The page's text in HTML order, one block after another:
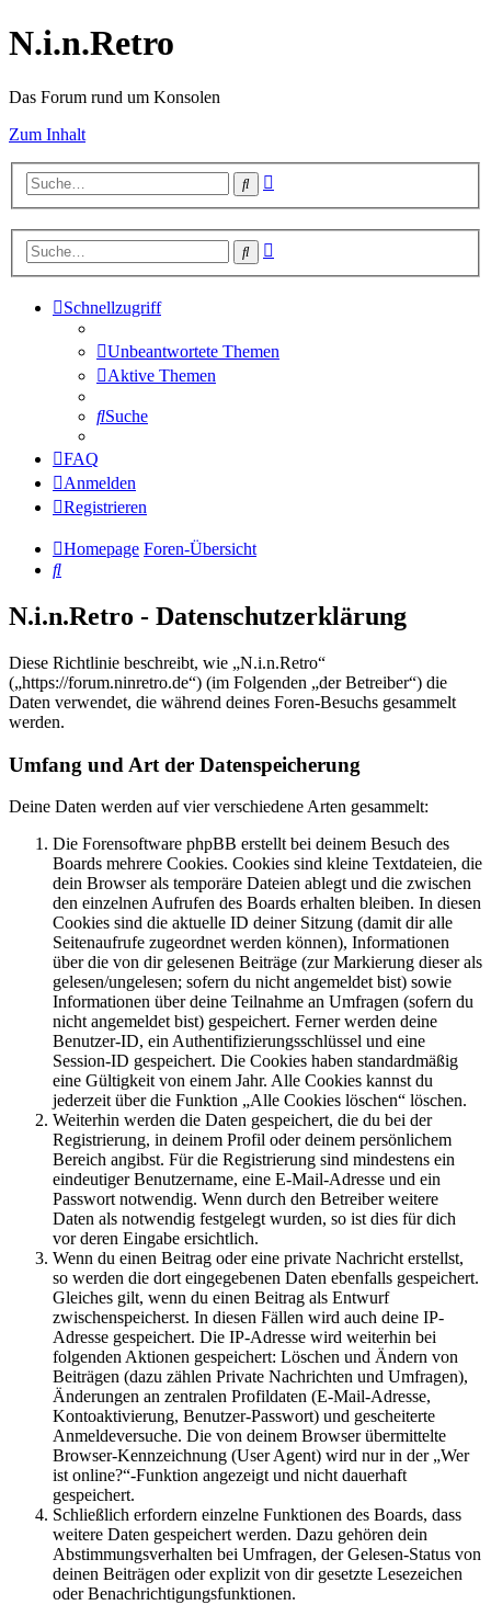
N.i.n.Retro
Das Forum rund um Konsolen
Zum Inhalt
Suche
Suche
Schnellzugriff
Unbeantwortete Themen
Aktive Themen
Suche
FAQ
Anmelden
Registrieren
Homepage Foren-Übersicht
Suche
N.i.n.Retro - Datenschutzerklärung
Diese Richtlinie beschreibt, wie „N.i.n.Retro“
(„https://forum.ninretro.de“) (im Folgenden „der Betreiber“) die
Daten verwendet, die während deines Foren-Besuchs gesammelt
werden.
Umfang und Art der Datenspeicherung
Deine Daten werden auf vier verschiedene Arten gesammelt:
Die Forensoftware phpBB erstellt bei deinem Besuch des
Boards mehrere Cookies. Cookies sind kleine Textdateien, die
dein Browser als temporäre Dateien ablegt und die zwischen
den einzelnen Aufrufen des Boards erhalten bleiben. In diesen
Cookies sind die aktuelle ID deiner Sitzung (damit dir alle
Seitenaufrufe zugeordnet werden können), Informationen
über die von dir gelesenen Beiträge (zur Markierung dieser als
gelesen/ungelesen; sofern du nicht angemeldet bist) sowie
Informationen über deine Teilnahme an Umfragen (sofern du
nicht angemeldet bist) gespeichert. Ferner werden deine
Benutzer-ID, ein Authentifizierungsschlüssel und eine
Session-ID gespeichert. Die Cookies haben standardmäßig
eine Gültigkeit von einem Jahr. Alle Cookies kannst du
jederzeit über die Funktion „Alle Cookies löschen“ löschen.
Weiterhin werden die Daten gespeichert, die du bei der
Registrierung, in deinem Profil oder deinem persönlichem
Bereich angibst. Für die Registrierung sind mindestens ein
eindeutiger Benutzername, eine E-Mail-Adresse und ein
Passwort notwendig. Wenn durch den Betreiber weitere
Daten als notwendig festgelegt wurden, so ist dies für dich
vor deren Eingabe ersichtlich.
Wenn du einen Beitrag oder eine private Nachricht erstellst,
so werden die dort eingegebenen Daten ebenfalls gespeichert.
Gleiches gilt, wenn du einen Beitrag als Entwurf
zwischenspeicherst. In diesen Fällen wird auch deine IP-
Adresse gespeichert. Die IP-Adresse wird weiterhin bei
folgenden Aktionen gespeichert: Löschen und Ändern von
Beiträgen (dazu zählen Private Nachrichten und Umfragen),
Änderungen an zentralen Profildaten (E-Mail-Adresse,
Kontoaktivierung, Benutzer-Passwort) und gescheiterte
Anmeldeversuche. Die von deinem Browser übermittelte
Browser-Kennzeichnung (User Agent) wird nur in der „Wer
ist online?“-Funktion angezeigt und nicht dauerhaft
gespeichert.
Schließlich erfordern einzelne Funktionen des Boards, dass
weitere Daten gespeichert werden. Dazu gehören dein
Abstimmungsverhalten bei Umfragen, der Gelesen-Status von
deinen Beiträgen oder explizit von dir gesetzte Lesezeichen
oder Benachrichtigungsfunktionen.